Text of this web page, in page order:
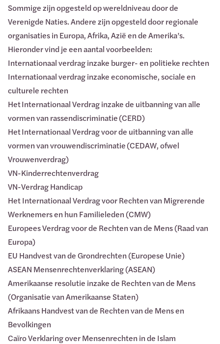
Sommige zijn opgesteld op wereldniveau door de
Verenigde Naties. Andere zijn opgesteld door regionale
organisaties in Europa, Afrika, Azië en de Amerika’s.
Hieronder vind je een aantal voorbeelden:
Internationaal verdrag inzake burger- en politieke rechten
Internationaal verdrag inzake economische, sociale en
culturele rechten
Het Internationaal Verdrag inzake de uitbanning van alle
vormen van rassendiscriminatie (CERD)
Het Internationaal Verdrag voor de uitbanning van alle
vormen van vrouwendiscriminatie (CEDAW, ofwel
Vrouwenverdrag)
VN-Kinderrechtenverdrag
VN-Verdrag Handicap
Het Internationaal Verdrag voor Rechten van Migrerende
Werknemers en hun Familieleden (CMW)
Europees Verdrag voor de Rechten van de Mens (Raad van
Europa)
EU Handvest van de Grondrechten (Europese Unie)
ASEAN Mensenrechtenverklaring (ASEAN)
Amerikaanse resolutie inzake de Rechten van de Mens
(Organisatie van Amerikaanse Staten)
Afrikaans Handvest van de Rechten van de Mens en
Bevolkingen
Caïro Verklaring over Mensenrechten in de Islam